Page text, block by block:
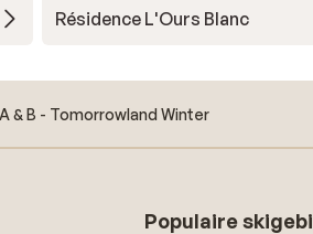
Résidence L'Ours Blanc
& B - Tomorrowland Winter
Populaire